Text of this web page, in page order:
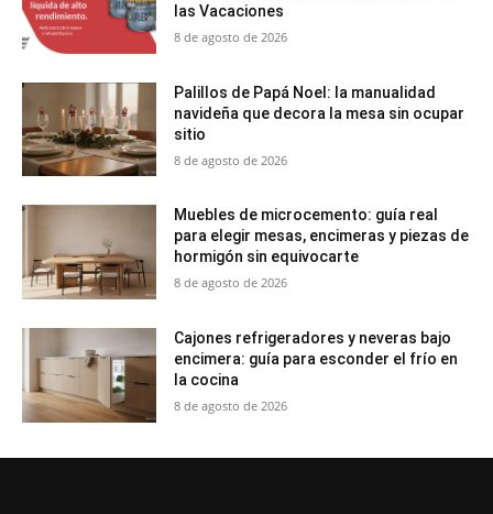
las Vacaciones
8 de agosto de 2026
Palillos de Papá Noel: la manualidad
navideña que decora la mesa sin ocupar
sitio
8 de agosto de 2026
Muebles de microcemento: guía real
para elegir mesas, encimeras y piezas de
hormigón sin equivocarte
8 de agosto de 2026
Cajones refrigeradores y neveras bajo
encimera: guía para esconder el frío en
la cocina
8 de agosto de 2026